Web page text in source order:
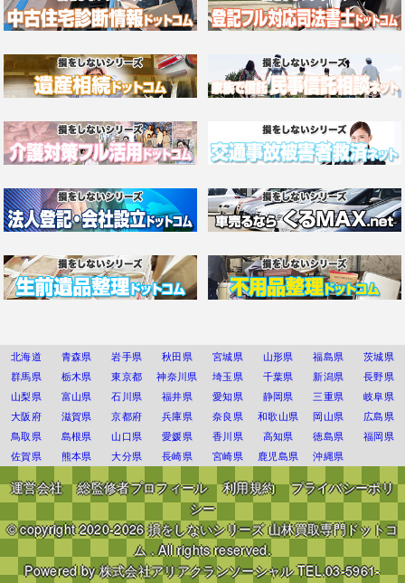
北海道 青森県 岩手県 秋田県 宮城県 山形県 福島県
茨城県
群馬県
栃木県 東京都 神奈川県 埼玉県 千葉県 新潟県
長野県
山梨県
富山県 石川県 福井県 愛知県 静岡県 三重県
岐阜県
大阪府
滋賀県 京都府 兵庫県 奈良県 和歌山県 岡山県
広島県
鳥取県
島根県 山口県 愛媛県 香川県 高知県 徳島県
福岡県
佐賀県
熊本県 大分県 長崎県 宮崎県 鹿児島県 沖縄県
運営会社 総監修者プロフィール 利用規約
プライバシーポリ
シー
© copyright 2020-2026損をしないシリーズ 山林買取専門ドットコ
ム . All rights reserved.
Powered by株式会社アリアクランソーシャルTEL.03-5961-